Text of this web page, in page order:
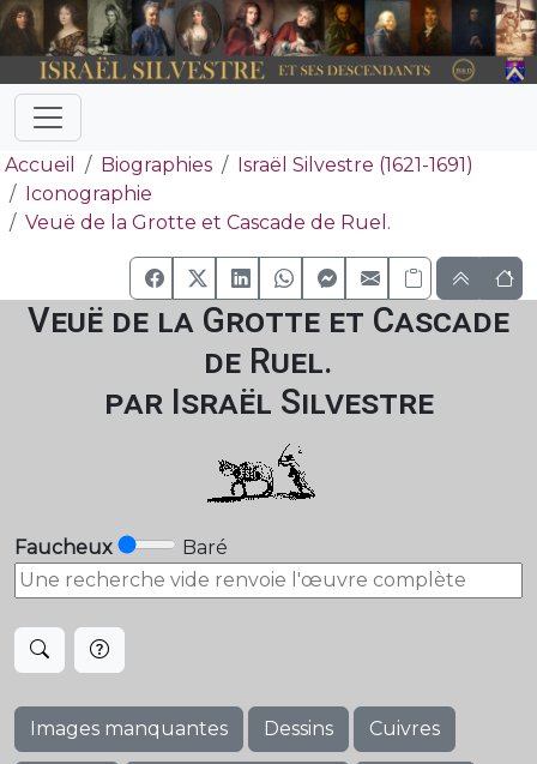
Accueil Biographies
Israël Silvestre (1621-1691)
Iconographie
Veuë de la Grotte et Cascade de Ruel.
Veuë de la Grotte et Cascade
de Ruel.
par Israël Silvestre
Faucheux Baré
Images manquantes Dessins Cuivres